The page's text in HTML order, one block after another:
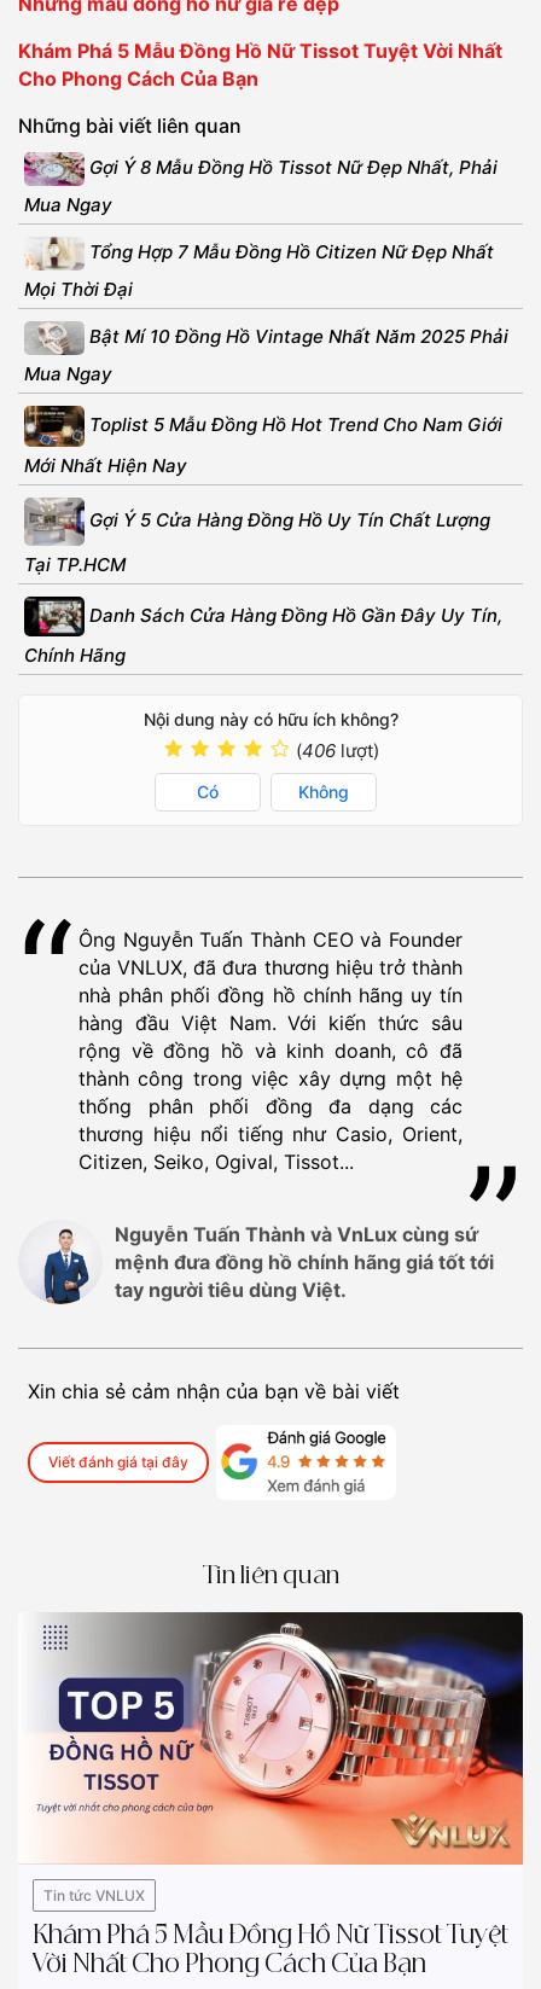
Khám Phá 5 Mẫu Đồng Hồ Nữ Tissot Tuyệt Vời Nhất
Cho Phong Cách Của Bạn
Những bài viết liên quan
Gợi Ý 8 Mẫu Đồng Hồ Tissot Nữ Đẹp Nhất, Phải
Mua Ngay
Tổng Hợp 7 Mẫu Đồng Hồ Citizen Nữ Đẹp Nhất
Mọi Thời Đại
Bật Mí 10 Đồng Hồ Vintage Nhất Năm 2025 Phải
Mua Ngay
Toplist 5 Mẫu Đồng Hồ Hot Trend Cho Nam Giới
Mới Nhất Hiện Nay
Gợi Ý 5 Cửa Hàng Đồng Hồ Uy Tín Chất Lượng
Tại TP.HCM
Danh Sách Cửa Hàng Đồng Hồ Gần Đây Uy Tín,
Chính Hãng
Nội dung này có hữu ích không?
(406lượt)
Có Không
Ông Nguyễn Tuấn Thành CEO và Founder
của VNLUX, đã đưa thương hiệu trở thành
nhà phân phối đồng hồ chính hãng uy tín
hàng đầu Việt Nam. Với kiến thức sâu
rộng về đồng hồ và kinh doanh, cô đã
thành công trong việc xây dựng một hệ
thống phân phối đồng đa dạng các
thương hiệu nổi tiếng như Casio, Orient,
Citizen, Seiko, Ogival, Tissot...
Nguyễn Tuấn Thành và VnLux cùng sứ
mệnh đưa đồng hồ chính hãng giá tốt tới
tay người tiêu dùng Việt.
Xin chia sẻ cảm nhận của bạn về bài viết
Viết đánh giá tại đây
Tin liên quan
Tin tức VNLUX
Khám Phá 5 Mẫu Đồng Hồ Nữ Tissot Tuyệt
Vời Nhất Cho Phong Cách Của Bạn